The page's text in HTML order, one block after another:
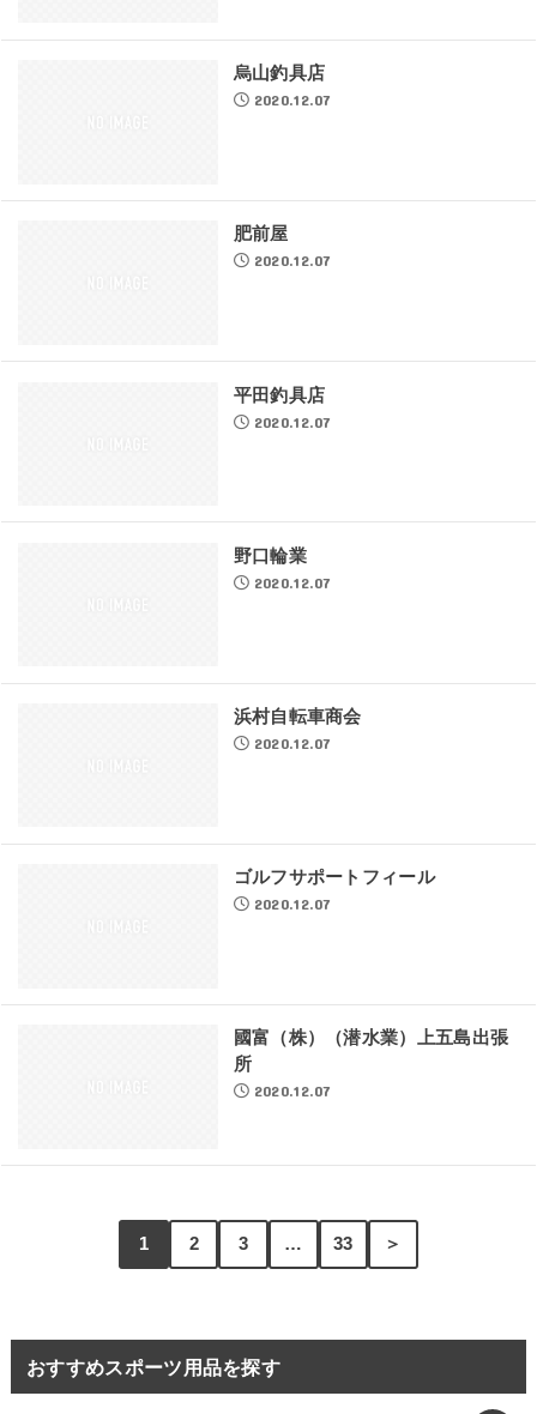
烏山釣具店
2020.12.07
肥前屋
2020.12.07
平田釣具店
2020.12.07
野口輪業
2020.12.07
浜村自転車商会
2020.12.07
ゴルフサポートフィール
2020.12.07
國富（株）（潜水業）上五島出張
所
2020.12.07
1 2 3 … 33 ＞
おすすめスポーツ用品を探す